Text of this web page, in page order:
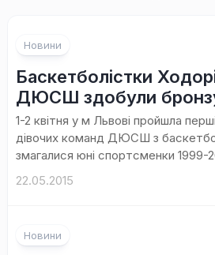
Новини
Баскетболістки
ДЮСШ здобули
1-2 квітня у м Львові пройшла
дівочих команд ДЮСШ з
змагалися юні спортсменки 1999-
22.05.2015
Новини